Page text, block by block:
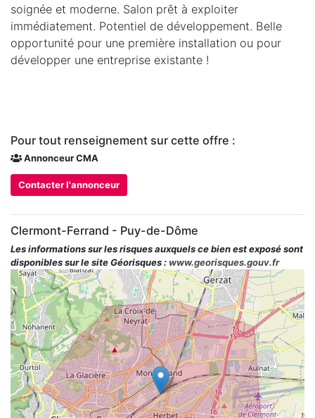
soignée et moderne. Salon prêt à exploiter
immédiatement. Potentiel de développement. Belle
opportunité pour une première installation ou pour
développer une entreprise existante !
Pour tout renseignement sur cette offre :
Annonceur CMA
Contacter l'annonceur
Clermont-Ferrand - Puy-de-Dôme
Les informations sur les risques auxquels ce bien est exposé sont
disponibles sur le site Géorisques : www.georisques.gouv.fr